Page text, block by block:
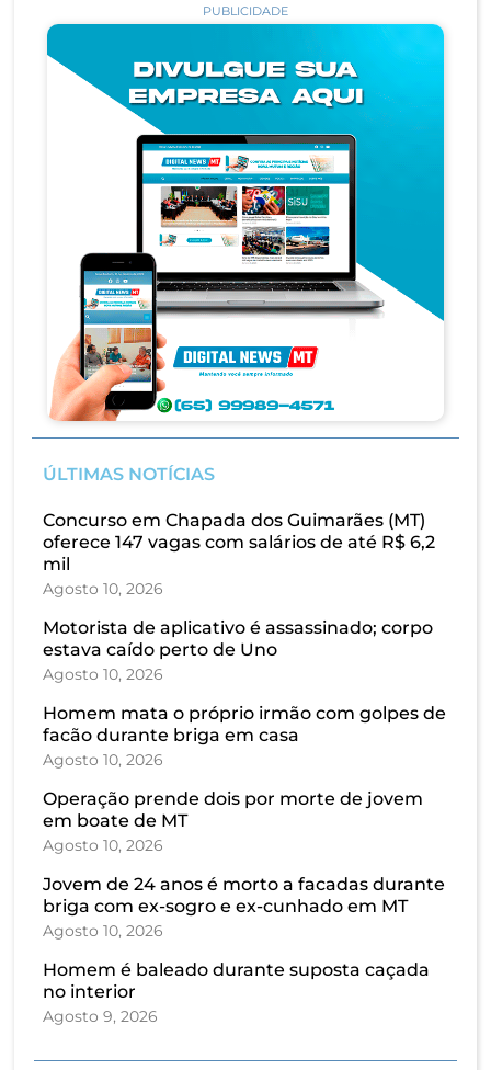
PUBLICIDADE
ÚLTIMAS NOTÍCIAS
Concurso em Chapada dos Guimarães (MT)
oferece 147 vagas com salários de até R$ 6,2
mil
Agosto 10, 2026
Motorista de aplicativo é assassinado; corpo
estava caído perto de Uno
Agosto 10, 2026
Homem mata o próprio irmão com golpes de
facão durante briga em casa
Agosto 10, 2026
Operação prende dois por morte de jovem
em boate de MT
Agosto 10, 2026
Jovem de 24 anos é morto a facadas durante
briga com ex-sogro e ex-cunhado em MT
Agosto 10, 2026
Homem é baleado durante suposta caçada
no interior
Agosto 9, 2026